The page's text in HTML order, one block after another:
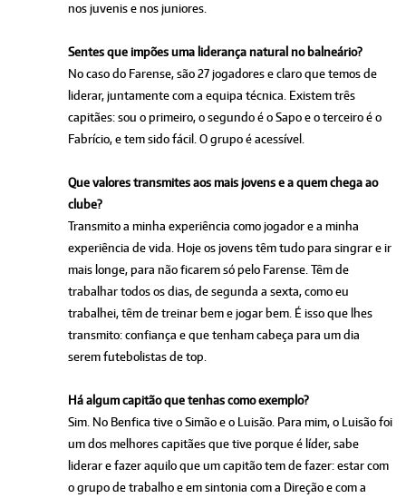
nos juvenis e nos juniores.
Sentes que impões uma liderança natural no balneário?
No caso do Farense, são 27 jogadores e claro que temos de
liderar, juntamente com a equipa técnica. Existem três
capitães: sou o primeiro, o segundo é o Sapo e o terceiro é o
Fabrício, e tem sido fácil. O grupo é acessível.
Que valores transmites aos mais jovens e a quem chega ao
clube?
Transmito a minha experiência como jogador e a minha
experiência de vida. Hoje os jovens têm tudo para singrar e ir
mais longe, para não ficarem só pelo Farense. Têm de
trabalhar todos os dias, de segunda a sexta, como eu
trabalhei, têm de treinar bem e jogar bem. É isso que lhes
transmito: confiança e que tenham cabeça para um dia
serem futebolistas de top.
Há algum capitão que tenhas como exemplo?
Sim. No Benfica tive o Simão e o Luisão. Para mim, o Luisão foi
um dos melhores capitães que tive porque é líder, sabe
liderar e fazer aquilo que um capitão tem de fazer: estar com
o grupo de trabalho e em sintonia com a Direção e com a